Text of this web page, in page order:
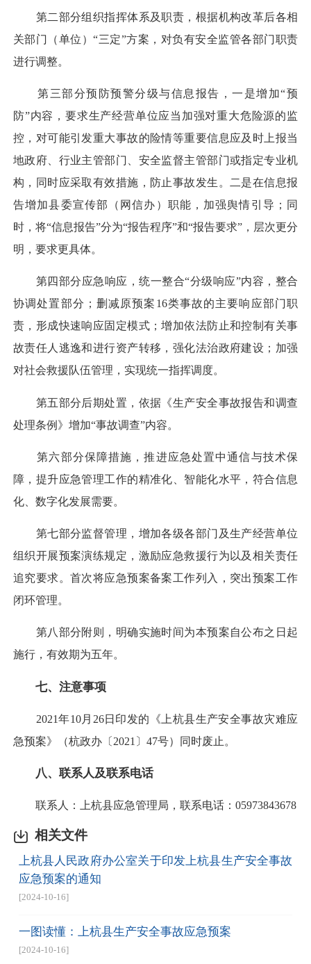
第二部分组织指挥体系及职责，根据机构改革后各相
关部门（单位）“三定”方案，对负有安全监管各部门职责
进行调整。
第三部分预防预警分级与信息报告，一是增加“预
防”内容，要求生产经营单位应当加强对重大危险源的监
控，对可能引发重大事故的险情等重要信息应及时上报当
地政府、行业主管部门、安全监督主管部门或指定专业机
构，同时应采取有效措施，防止事故发生。二是在信息报
告增加县委宣传部（网信办）职能，加强舆情引导；同
时，将“信息报告”分为“报告程序”和“报告要求”，层次更分
明，要求更具体。
第四部分应急响应，统一整合“分级响应”内容，整合
协调处置部分；删减原预案16类事故的主要响应部门职
责，形成快速响应固定模式；增加依法防止和控制有关事
故责任人逃逸和进行资产转移，强化法治政府建设；加强
对社会救援队伍管理，实现统一指挥调度。
第五部分后期处置，依据《生产安全事故报告和调查
处理条例》增加“事故调查”内容。
第六部分保障措施，推进应急处置中通信与技术保
障，提升应急管理工作的精准化、智能化水平，符合信息
化、数字化发展需要。
第七部分监督管理，增加各级各部门及生产经营单位
组织开展预案演练规定，激励应急救援行为以及相关责任
追究要求。首次将应急预案备案工作列入，突出预案工作
闭环管理。
第八部分附则，明确实施时间为本预案自公布之日起
施行，有效期为五年。
七、注意事项
2021年10月26日印发的《上杭县生产安全事故灾难应
急预案》（杭政办〔2021〕47号）同时废止。
八、联系人及联系电话
联系人：上杭县应急管理局，联系电话：05973843678
相关文件
上杭县人民政府办公室关于印发上杭县生产安全事故
应急预案的通知
[2024-10-16]
一图读懂：上杭县生产安全事故应急预案
[2024-10-16]